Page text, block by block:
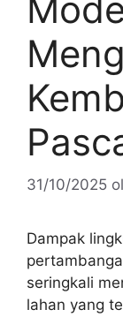
31/10/2025
Dampak
seringkali
lahan yang